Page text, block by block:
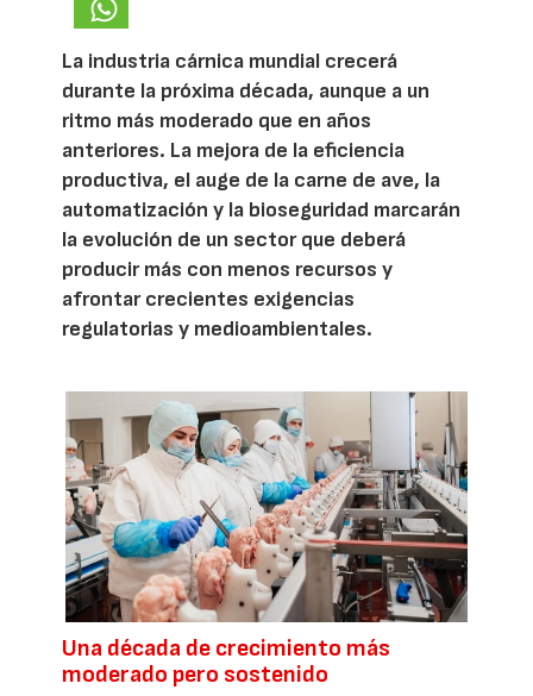
La industria cárnica mundial crecerá
durante la próxima década, aunque a un
ritmo más moderado que en años
anteriores. La mejora de la eficiencia
productiva, el auge de la carne de ave, la
automatización y la bioseguridad marcarán
la evolución de un sector que deberá
producir más con menos recursos y
afrontar crecientes exigencias
regulatorias y medioambientales.
Una década de crecimiento más
moderado pero sostenido